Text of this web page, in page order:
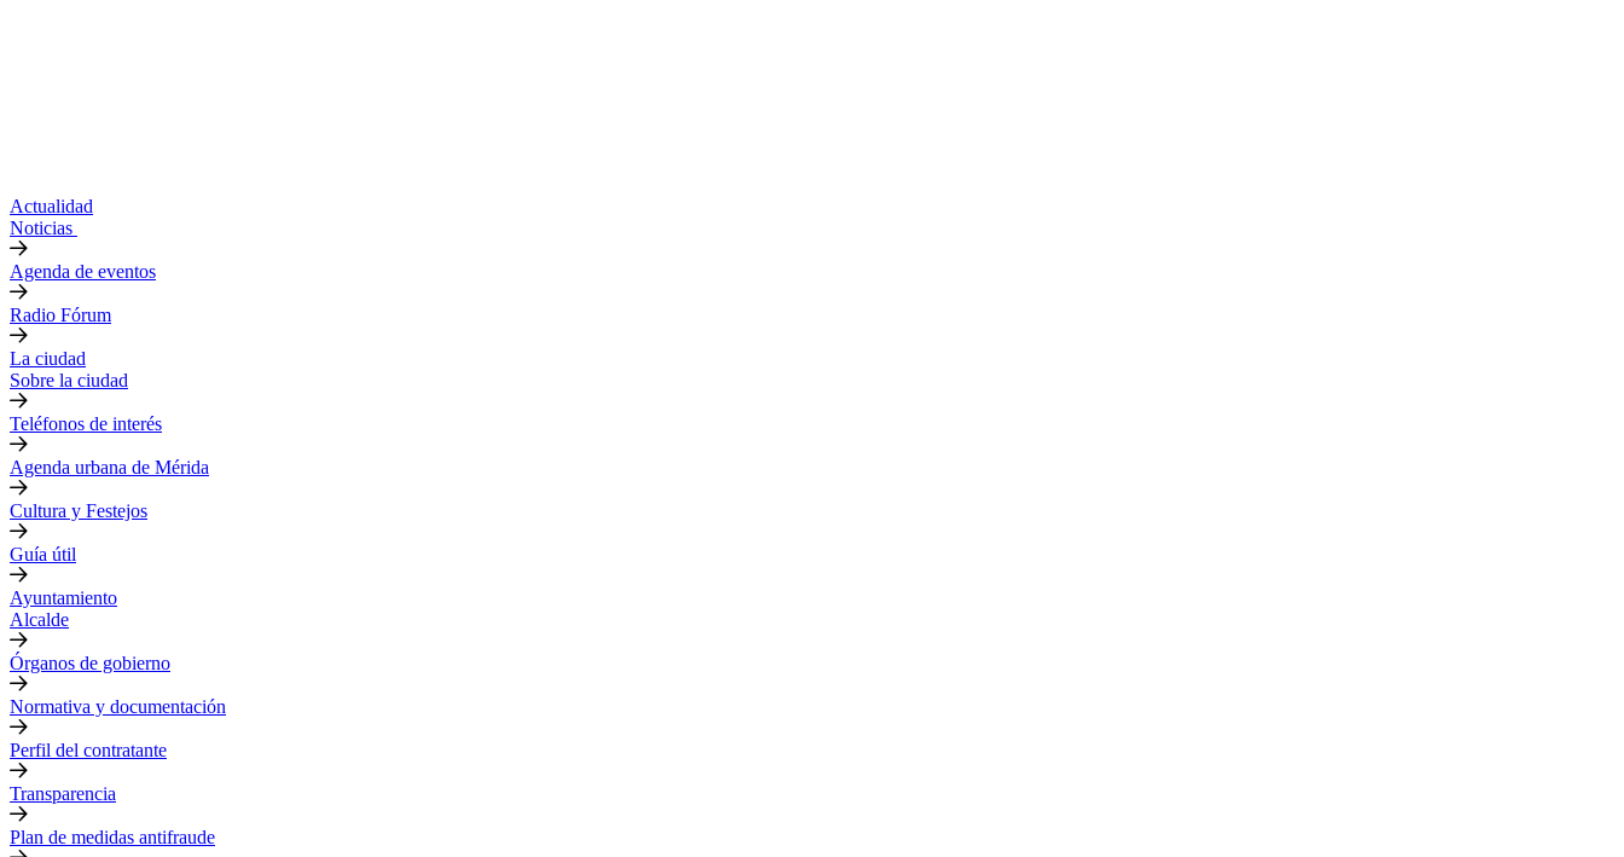
Actualidad
Noticias
Agenda de eventos
Radio Fórum
La ciudad
Sobre la ciudad
Teléfonos de interés
Agenda urbana de Mérida
Cultura y Festejos
Guía útil
Ayuntamiento
Alcalde
Órganos de gobierno
Normativa y documentación
Perfil del contratante
Transparencia
Plan de medidas antifraude